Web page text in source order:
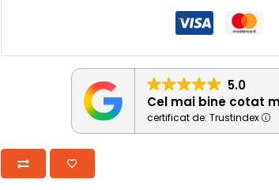
5.0
Cel mai bine cotat
certificat de: Trustindex